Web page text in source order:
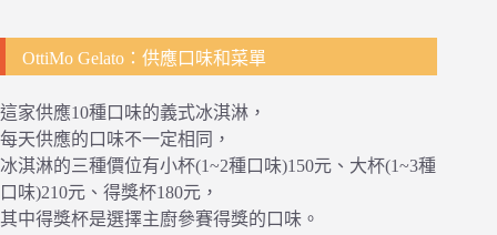
OttiMo Gelato：供應口味和菜單
這家供應10種口味的義式冰淇淋，
每天供應的口味不一定相同，
冰淇淋的三種價位有小杯(1~2種口味)150元、大杯(1~3種
口味)210元、得獎杯180元，
其中得獎杯是選擇主廚參賽得獎的口味。